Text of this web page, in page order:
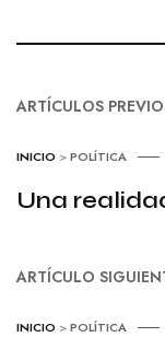
ARTÍCULOS
INICIO >POLÍTICA
Una
ARTÍCULO
INICIO >POLÍTICA